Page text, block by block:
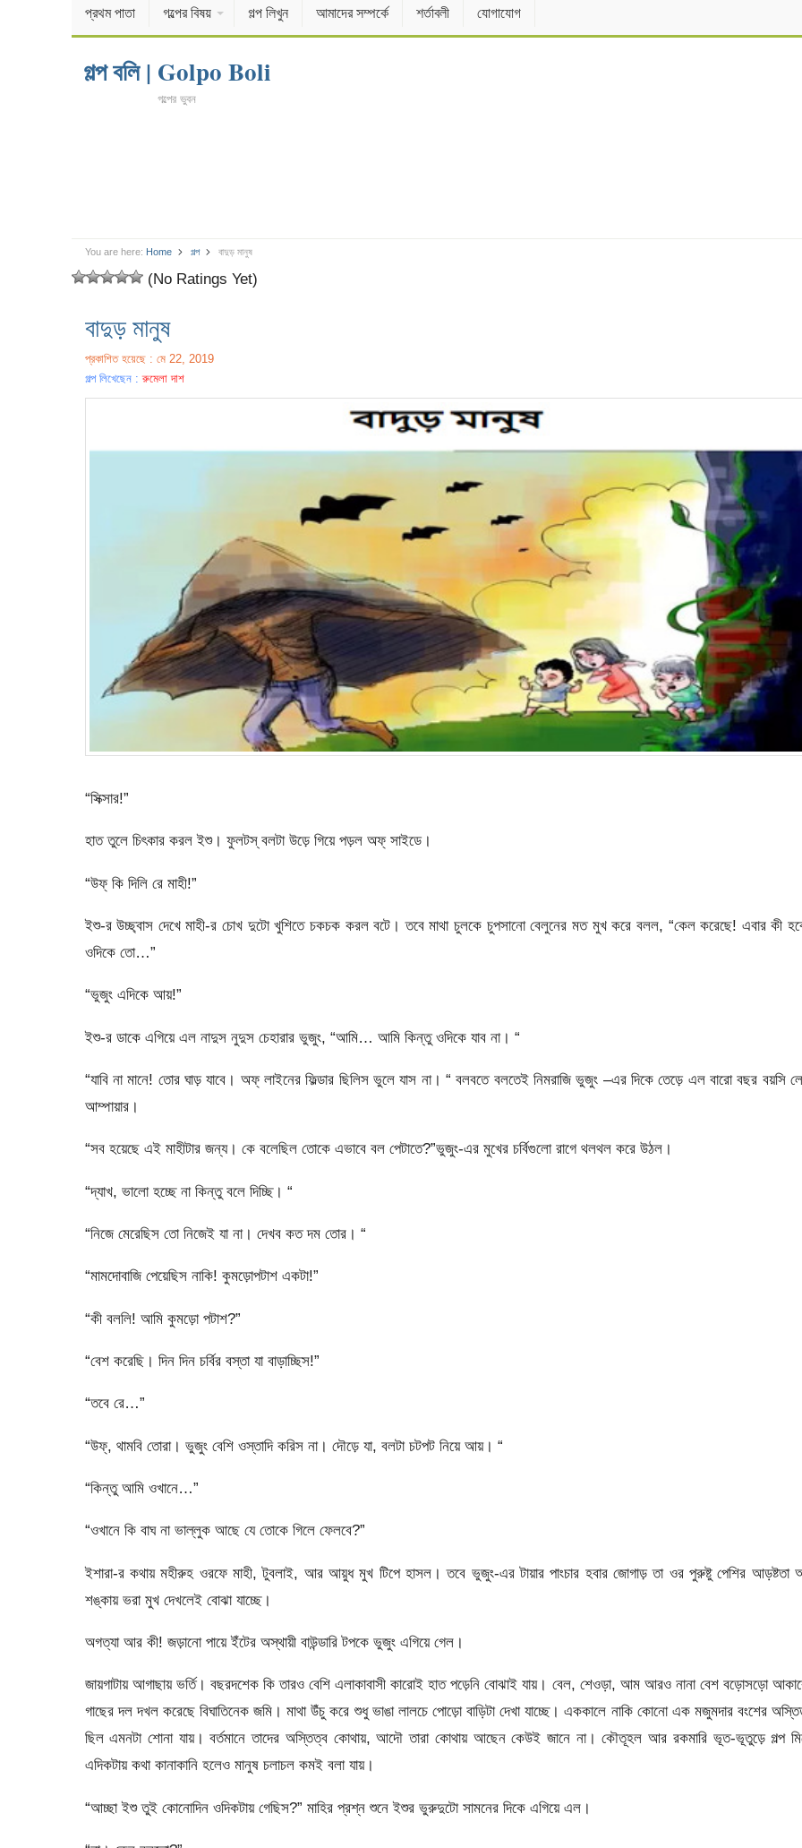
প্রথম পাতা গল্পের বিষয় গল্প লিখুন আমাদের সম্পর্কে শর্তাবলী যোগাযোগ
গল্প বলি | Golpo Boli
গল্পের ভুবন
You are here: Home গল্প বাদুড় মানুষ
(No Ratings Yet)
বাদুড় মানুষ
প্রকাশিত হয়েছে : মে 22, 2019
গল্প লিখেছেন :রুমেলা দাশ
“সিক্সার!”
হাত তুলে চিৎকার করল ইশু। ফুলটস্ বলটা উড়ে গিয়ে পড়ল অফ্ সাইডে।
“উফ্ কি দিলি রে মাহী!”
ইশু-র উচ্ছ্বাস দেখে মাহী-র চোখ দুটো খুশিতে চকচক করল বটে। তবে মাথা চুলকে চুপসানো বেলুনের মত মুখ করে বলল, “কেল করেছে! এবার কী
ওদিকে তো…”
“ভুজুং এদিকে আয়!”
ইশু-র ডাকে এগিয়ে এল নাদুস নুদুস চেহারার ভুজুং, “আমি… আমি কিন্তু ওদিকে যাব না। “
“যাবি না মানে! তোর ঘাড় যাবে। অফ্ লাইনের ফিল্ডার ছিলিস ভুলে যাস না। “ বলবতে বলতেই নিমরাজি ভুজুং –এর দিকে তেড়ে এল বারো বছর বয়সি
আম্পায়ার।
“সব হয়েছে এই মাহীটার জন্য। কে বলেছিল তোকে এভাবে বল পেটাতে?”ভুজুং-এর মুখের চর্বিগুলো রাগে থলথল করে উঠল।
“দ্যাখ, ভালো হচ্ছে না কিন্তু বলে দিচ্ছি। “
“নিজে মেরেছিস তো নিজেই যা না। দেখব কত দম তোর। “
“মামদোবাজি পেয়েছিস নাকি! কুমড়োপটাশ একটা!”
“কী বললি! আমি কুমড়ো পটাশ?”
“বেশ করেছি। দিন দিন চর্বির বস্তা যা বাড়াচ্ছিস!”
“তবে রে…”
“উফ্, থামবি তোরা। ভুজুং বেশি ওস্তাদি করিস না। দৌড়ে যা, বলটা চটপট নিয়ে আয়। “
“কিন্তু আমি ওখানে…”
“ওখানে কি বাঘ না ভাল্লুক আছে যে তোকে গিলে ফেলবে?”
ইশারা-র কথায় মহীরুহ ওরফে মাহী, টুবলাই, আর আয়ুধ মুখ টিপে হাসল। তবে ভুজুং-এর টায়ার পাংচার হবার জোগাড় তা ওর পুরুষ্টু পেশির আড়ষ্টতা
শঙ্কায় ভরা মুখ দেখলেই বোঝা যাচ্ছে।
অগত্যা আর কী! জড়ানো পায়ে ইঁটের অস্থায়ী বাউন্ডারি টপকে ভুজুং এগিয়ে গেল।
জায়গাটায় আগাছায় ভর্তি। বছরদশেক কি তারও বেশি এলাকাবাসী কারোই হাত পড়েনি বোঝাই যায়। বেল, শেওড়া, আম আরও নানা বেশ বড়োসড়ো
গাছের দল দখল করেছে বিঘাতিনেক জমি। মাথা উঁচু করে শুধু ভাঙা লালচে পোড়ো বাড়িটা দেখা যাচ্ছে। এককালে নাকি কোনো এক মজুমদার বংশের
ছিল এমনটা শোনা যায়। বর্তমানে তাদের অস্তিত্ব কোথায়, আদৌ তারা কোথায় আছেন কেউই জানে না। কৌতূহল আর রকমারি ভূত-ভূতুড়ে গল্প
এদিকটায় কথা কানাকানি হলেও মানুষ চলাচল কমই বলা যায়।
“আচ্ছা ইশু তুই কোনোদিন ওদিকটায় গেছিস?” মাহির প্রশ্ন শুনে ইশুর ভুরুদুটো সামনের দিকে এগিয়ে এল।